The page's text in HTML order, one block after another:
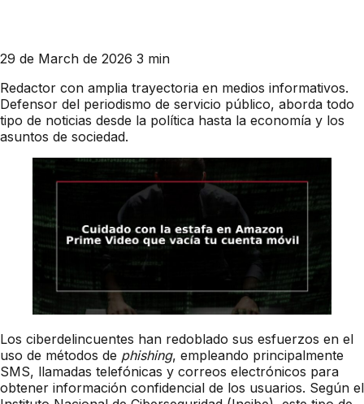
29 de March de 2026 3 min
Redactor con amplia trayectoria en medios informativos.
Defensor del periodismo de servicio público, aborda todo
tipo de noticias desde la política hasta la economía y los
asuntos de sociedad.
Los ciberdelincuentes han redoblado sus esfuerzos en el
uso de métodos de phishing, empleando principalmente
SMS, llamadas telefónicas y correos electrónicos para
obtener información confidencial de los usuarios. Según el